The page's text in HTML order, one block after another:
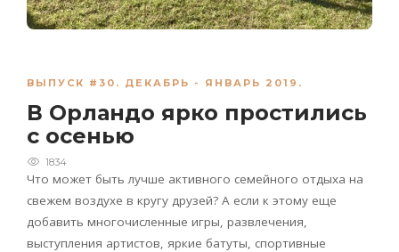
ВЫПУСК #30. ДЕКАБРЬ - ЯНВАРЬ 2019.
В Орландо ярко простились
с осенью
1834
Что может быть лучше активного семейного отдыха на
свежем воздухе в кругу друзей? А если к этому еще
добавить многочисленные игры, развлечения,
выступления артистов, яркие батуты, спортивные